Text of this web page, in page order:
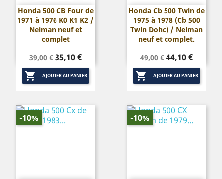
Honda 500 CB Four de
1971 à 1976 K0 K1 K2 /
Neiman neuf et
complet
Prix
de
base
39,00 € Prix
35,10 €
 AJOUTER AU PANIER
Honda Cb 500 Twin de
1975 à 1978 (Cb 500
Twin Dohc) / Neiman
neuf et complet.
Prix
de
base
49,00 € Prix
44,10 €
 AJOUTER AU PANIER
-10% -10%